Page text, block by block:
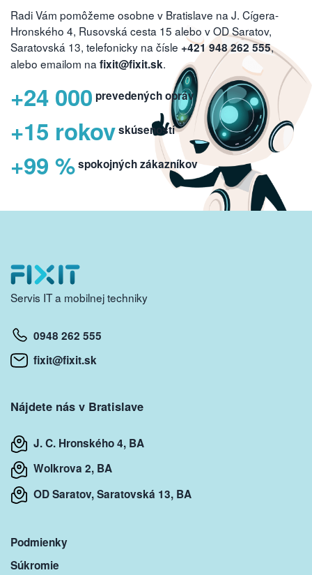
Radi Vám pomôžeme osobne v Bratislave na J. Cígera-
Hronského 4, Rusovská cesta 15 alebo v OD Saratov,
Saratovská 13, telefonicky na čísle +421 948 262 555,
alebo emailom na fixit@fixit.sk.
+24 000 prevedených opráv
+15 rokovskúseností
+99 %spokojných zákazníkov
Servis IT a mobilnej techniky
0948 262 555
fixit@fixit.sk
Nájdete nás v Bratislave
J. C. Hronského 4, BA
Wolkrova 2, BA
OD Saratov, Saratovská 13, BA
Podmienky
Súkromie